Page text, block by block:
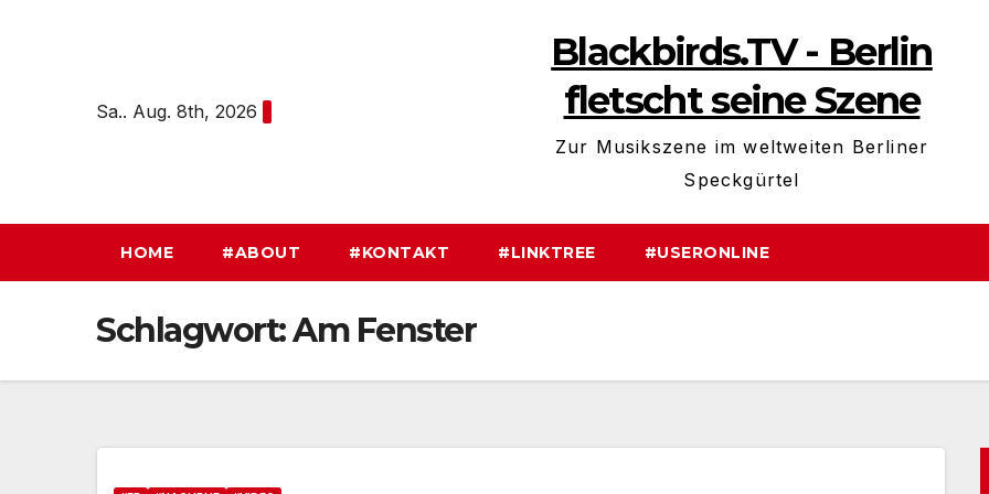
Sa.. Aug. 8th, 2026
Blackbirds.TV - Berlin
fletscht seine Szene
Zur Musikszene im weltweiten Berliner
Speckgürtel
HOME #ABOUT #KONTAKT #LINKTREE #USERONLINE
Schlagwort:Am Fenster